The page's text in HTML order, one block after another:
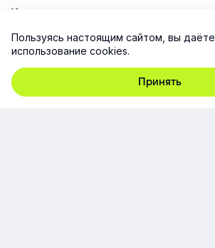
Компания
Продукт
Ресурсы
Пользуясь настоящим сайтом, вы даёте
использование cookies.
Принять